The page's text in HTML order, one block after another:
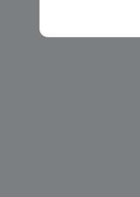
Po
19 dostępu